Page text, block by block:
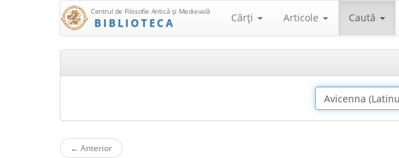
Centrul de Filosofie Antică şi Medievală
BIBLIOTECA Cărţi Articole Caută
← Anterior